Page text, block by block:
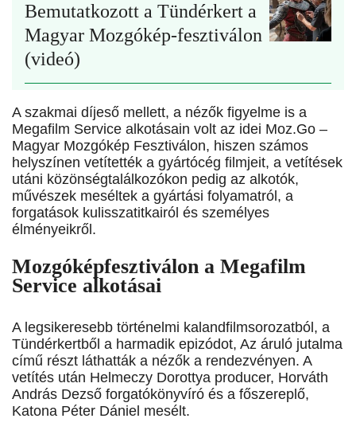
Bemutatkozott a Tündérkert a
Magyar Mozgókép-fesztiválon
(videó)
A szakmai díjeső mellett, a nézők figyelme is a
Megafilm Service alkotásain volt az idei Moz.Go –
Magyar Mozgókép Fesztiválon, hiszen számos
helyszínen vetítették a gyártócég filmjeit, a vetítések
utáni közönségtalálkozókon pedig az alkotók,
művészek meséltek a gyártási folyamatról, a
forgatások kulisszatitkairól és személyes
élményeikről.
Mozgóképfesztiválon a Megafilm
Service alkotásai
A legsikeresebb történelmi kalandfilmsorozatból, a
Tündérkertből a harmadik epizódot, Az áruló jutalma
című részt láthatták a nézők a rendezvényen. A
vetítés után Helmeczy Dorottya producer, Horváth
András Dezső forgatókönyvíró és a főszereplő,
Katona Péter Dániel mesélt.